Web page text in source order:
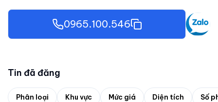
0965.100.546
Tin đã đăng
Phân loại Khu vực Mức giá Diện tích Số